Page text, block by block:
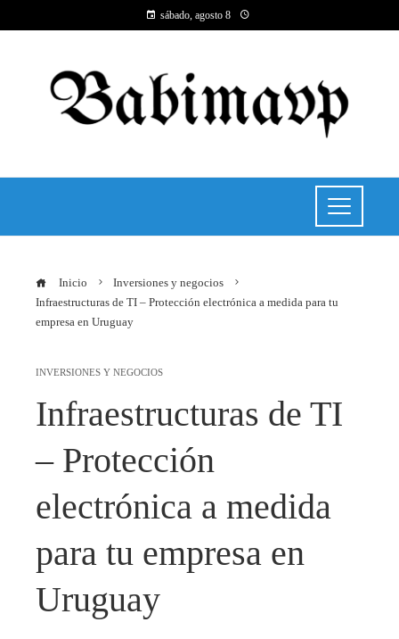
sábado, agosto 8
Inicio
Inversiones y negocios
Infraestructuras de TI – Protección electrónica a medida para tu
empresa en Uruguay
INVERSIONES Y NEGOCIOS
Infraestructuras de TI
– Protección
electrónica a medida
para tu empresa en
Uruguay